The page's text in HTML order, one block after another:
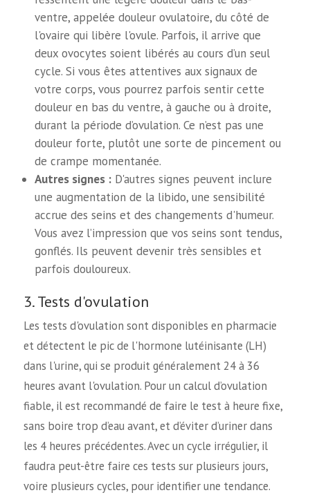
ventre, appelée douleur ovulatoire, du côté de
l'ovaire qui libère l'ovule. Parfois, il arrive que
deux ovocytes soient libérés au cours d’un seul
cycle. Si vous êtes attentives aux signaux de
votre corps, vous pourrez parfois sentir cette
douleur en bas du ventre, à gauche ou à droite,
durant la période d’ovulation. Ce n’est pas une
douleur forte, plutôt une sorte de pincement ou
de crampe momentanée.
Autres signes : D'autres signes peuvent inclure
une augmentation de la libido, une sensibilité
accrue des seins et des changements d'humeur.
Vous avez l’impression que vos seins sont tendus,
gonflés. Ils peuvent devenir très sensibles et
parfois douloureux.
3. Tests d'ovulation
Les tests d'ovulation sont disponibles en pharmacie
et détectent le pic de l'hormone lutéinisante (LH)
dans l'urine, qui se produit généralement 24 à 36
heures avant l'ovulation. Pour un calcul d’ovulation
fiable, il est recommandé de faire le test à heure fixe,
sans boire trop d’eau avant, et d’éviter d’uriner dans
les 4 heures précédentes. Avec un cycle irrégulier, il
faudra peut-être faire ces tests sur plusieurs jours,
voire plusieurs cycles, pour identifier une tendance.